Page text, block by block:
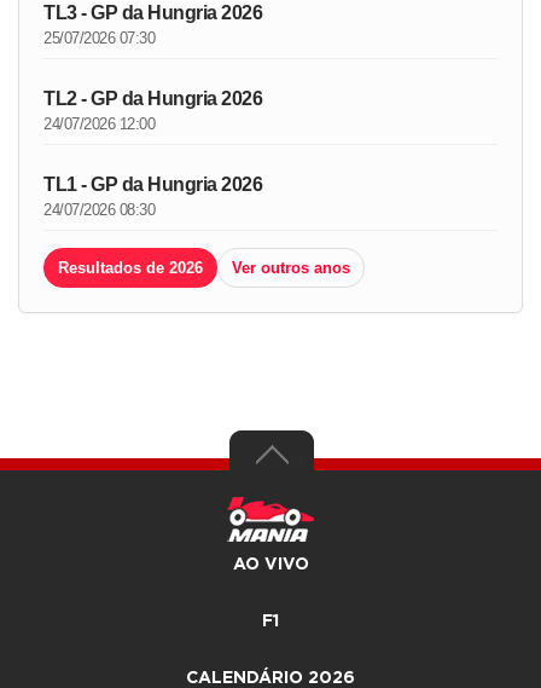
TL3 - GP da Hungria 2026
25/07/2026 07:30
TL2 - GP da Hungria 2026
24/07/2026 12:00
TL1 - GP da Hungria 2026
24/07/2026 08:30
Resultados de 2026 Ver outros anos
AO VIVO
F1
CALENDÁRIO 2026